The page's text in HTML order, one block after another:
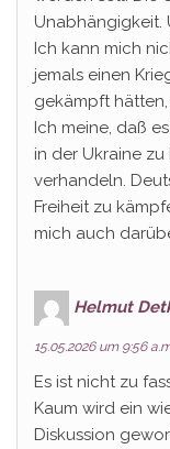
Unabhängigkeit.
Ich kann mich
jemals einen
gekämpft
Ich meine, daß
in der Ukraine
verhandeln.
Freiheit zu
mich auch
Helmut
15.05.2026 um 9:56
Es ist nicht zu
Kaum wird ein
Diskussion